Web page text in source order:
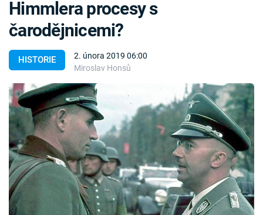
Témata
Témata
Pořady
TV Program
Časopis
Sledujte prima+
HISTORIE
2. února 2019 06:00
Miroslav Honsů
Himmlera procesy s
čarodějnicemi?